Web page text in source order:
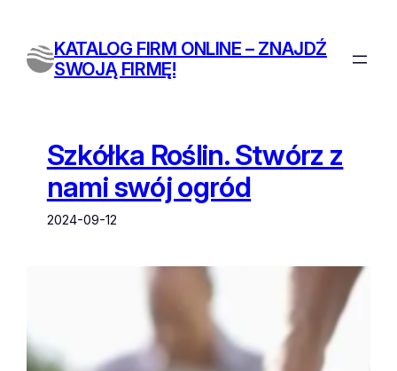
treści
KATALOG FIRM ONLINE – ZNAJDŹ
SWOJĄ FIRMĘ!
Szkółka Roślin. Stwórz z
nami swój ogród
2024-09-12